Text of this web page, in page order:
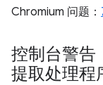
Chromium 问题：
控制台警告
提取处理程